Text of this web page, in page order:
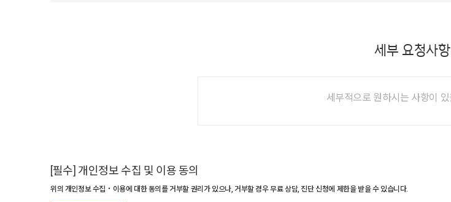
세부 요청사항
[필수] 개인정보 수집 및 이용 동의
위의 개인정보 수집‧이용에 대한 동의를 거부할 권리가 있으나, 거부할 경우 무료 상담, 진단 신청에 제한을 받을 수 있습니다.